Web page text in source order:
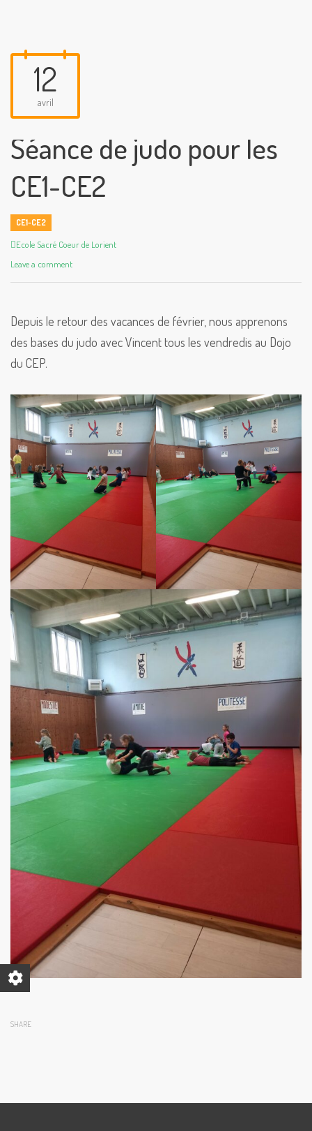
12
avril
Séance de judo pour les
CE1-CE2
CE1-CE2
Author
Ecole Sacré Coeur de Lorient
Leave a comment
Depuis le retour des vacances de février, nous apprenons
des bases du judo avec Vincent tous les vendredis au Dojo
du CEP.
SHARE